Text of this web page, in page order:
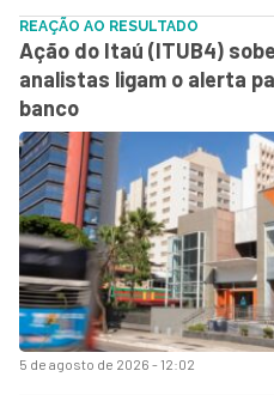
5 de agosto de 2026 - 12:02
REAÇÃO AO RESULTADO
Ação do Itaú (ITUB4)
analistas ligam o alerta
banco